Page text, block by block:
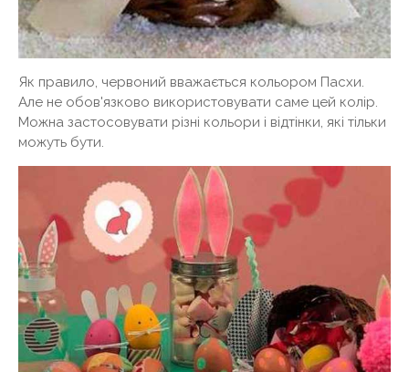
Як правило, червоний вважається кольором Пасхи.
Але не обов'язково використовувати саме цей колір.
Можна застосовувати різні кольори і відтінки, які тільки
можуть бути.